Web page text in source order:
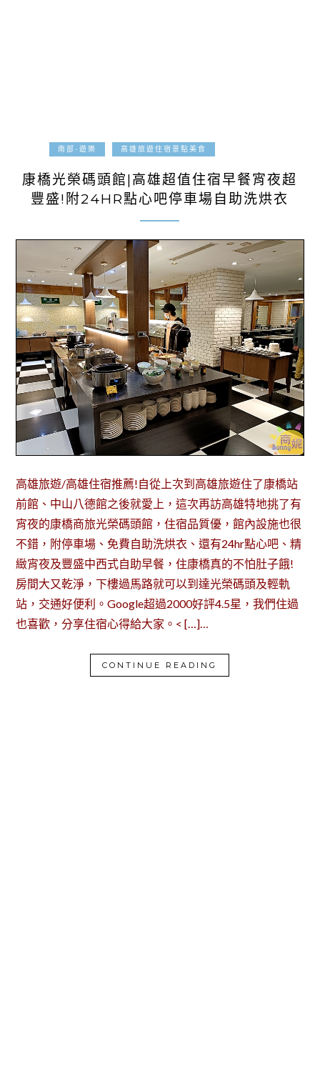
南部-遊樂 高雄旅遊住宿景點美食
康橋光榮碼頭館|高雄超值住宿早餐宵夜超
豐盛!附24HR點心吧停車場自助洗烘衣
高雄旅遊/高雄住宿推薦!自從上次到高雄旅遊住了康橋站
前館、中山八德館之後就愛上，這次再訪高雄特地挑了有
宵夜的康橋商旅光榮碼頭館，住宿品質優，館內設施也很
不錯，附停車場、免費自助洗烘衣、還有24hr點心吧、精
緻宵夜及豐盛中西式自助早餐，住康橋真的不怕肚子餓!
房間大又乾淨，下樓過馬路就可以到達光榮碼頭及輕軌
站，交通好便利。Google超過2000好評4.5星，我們住過
也喜歡，分享住宿心得給大家。< […]…
CONTINUE READING